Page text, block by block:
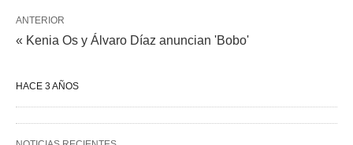
ANTERIOR
« Kenia Os y Álvaro Díaz anuncian 'Bobo'
HACE 3 AÑOS